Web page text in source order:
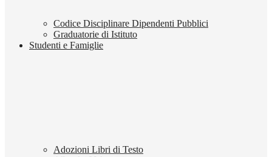
Codice Disciplinare Dipendenti Pubblici
Graduatorie di Istituto
Studenti e Famiglie
Adozioni Libri di Testo